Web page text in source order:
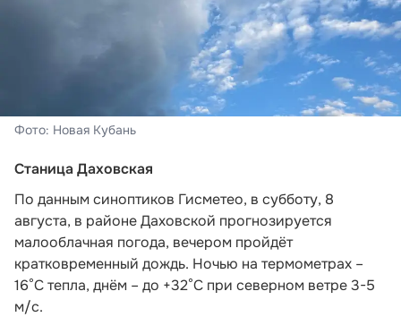
Фото: Новая Кубань
Станица Даховская
По данным синоптиков Гисметео, в субботу, 8
августа, в районе Даховской прогнозируется
малооблачная погода, вечером пройдёт
кратковременный дождь. Ночью на термометрах –
16°C тепла, днём – до +32°C при северном ветре 3-5
м/с.